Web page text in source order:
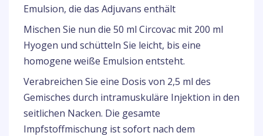
Emulsion, die das Adjuvans enthält
Mischen Sie nun die 50 ml Circovac mit 200 ml
Hyogen und schütteln Sie leicht, bis eine
homogene weiße Emulsion entsteht.
Verabreichen Sie eine Dosis von 2,5 ml des
Gemisches durch intramuskuläre Injektion in den
seitlichen Nacken. Die gesamte
Impfstoffmischung ist sofort nach dem